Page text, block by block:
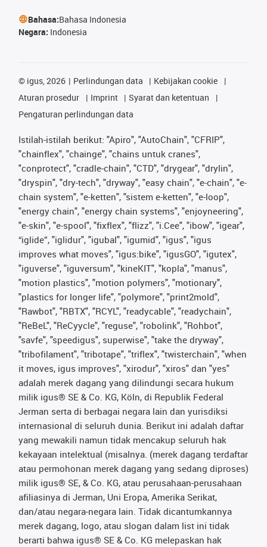
Bahasa:Bahasa Indonesia
Negara: Indonesia
© igus, 2026 Perlindungan data
Kebijakan cookie
Aturan prosedur
Imprint
Syarat dan ketentuan
Pengaturan perlindungan data
Istilah-istilah berikut: "Apiro", "AutoChain", "CFRIP",
"chainflex", "chainge", "chains untuk cranes",
"conprotect", "cradle-chain", "CTD", "drygear", "drylin",
"dryspin", "dry-tech", "dryway", "easy chain", "e-chain", "e-
chain system", "e-ketten", "sistem e-ketten", "e-loop",
"energy chain", "energy chain systems", "enjoyneering",
"e-skin", "e-spool", "fixflex", "flizz", "i.Cee", "ibow", "igear",
“iglide”, "iglidur", "igubal", "igumid", "igus", "igus
improves what moves", "igus:bike", "igusGO", "igutex",
"iguverse", "iguversum", "kineKIT", "kopla", "manus",
"motion plastics", "motion polymers", "motionary",
"plastics for longer life", "polymore", "print2mold",
"Rawbot", "RBTX", "RCYL", "readycable", "readychain",
"ReBeL", "ReCyycle", "reguse", "robolink", "Rohbot",
"savfe", "speedigus", superwise", "take the dryway",
"tribofilament", "tribotape", "triflex", "twisterchain", "when
it moves, igus improves", "xirodur", "xiros" dan "yes"
adalah merek dagang yang dilindungi secara hukum
milik igus® SE & Co. KG, Köln, di Republik Federal
Jerman serta di berbagai negara lain dan yurisdiksi
internasional di seluruh dunia. Berikut ini adalah daftar
yang mewakili namun tidak mencakup seluruh hak
kekayaan intelektual (misalnya. (merek dagang terdaftar
atau permohonan merek dagang yang sedang diproses)
milik igus® SE, & Co. KG, atau perusahaan-perusahaan
afiliasinya di Jerman, Uni Eropa, Amerika Serikat,
dan/atau negara-negara lain. Tidak dicantumkannya
merek dagang, logo, atau slogan dalam list ini tidak
berarti bahwa igus® SE & Co. KG melepaskan hak